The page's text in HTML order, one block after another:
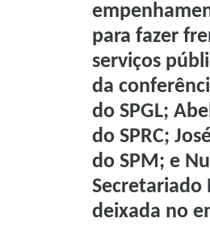
para fazer
serviços
da
do SPGL;
do SPRC;
do SPM; e
Secretariado
deixada no